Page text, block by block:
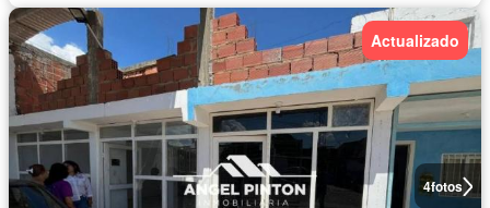
4fotos
Actualizado